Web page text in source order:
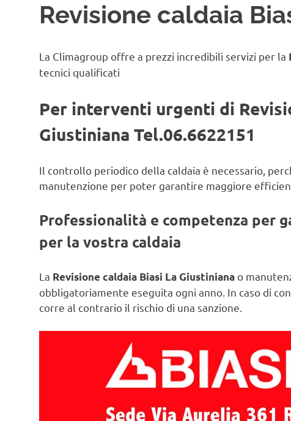
Revisione caldaia
La Climagroup offre a prezzi incredibili servizi per la
tecnici qualificati
Per interventi urgenti di
Giustiniana Tel.06.6622151
Il controllo periodico della caldaia è necessario,
manutenzione per poter garantire maggiore
Professionalità e competenza per
per la vostra caldaia
La Revisione caldaia Biasi La Giustiniana o
obbligatoriamente eseguita ogni anno. In caso di
corre al contrario il rischio di una sanzione.